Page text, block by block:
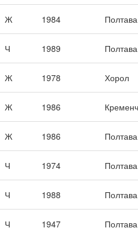
Ж 1984 Полтава
Ч 1989 Полтава
Ж 1978 Хорол
Ж 1986
Ж 1986 Полтава
Ч 1974 Полтава
Ч 1988 Полтава
Ч 1947 Полтава